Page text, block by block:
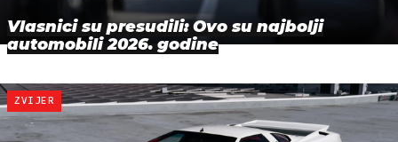
Vlasnici su presudili: Ovo su najbolji
automobili 2026. godine
ZVIJER